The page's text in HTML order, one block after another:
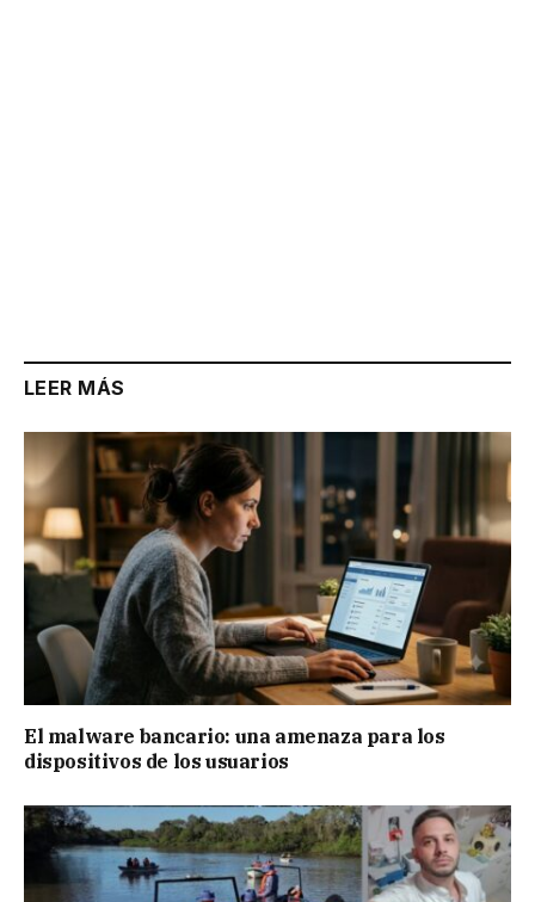
LEER MÁS
El malware bancario: una amenaza para los
dispositivos de los usuarios